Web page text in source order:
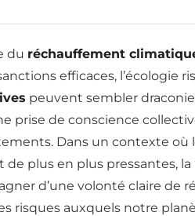
du réchauffement
efficaces, l’écologie
peuvent sembler
prise de conscience
Dans un contexte où
plus en plus pressantes, la
d’une volonté claire de
risques auxquels notre